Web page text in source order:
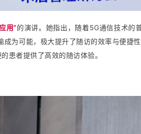
用”的演讲。她指出，随着5G通信技术的
为可能，极大提升了随访的效率与便
患者提供了高效的随访体验。